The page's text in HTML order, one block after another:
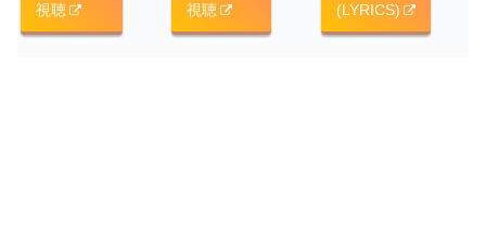
視聴
視聴
(LYRICS)